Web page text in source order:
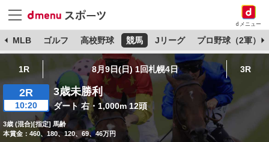
dメニュー
MLB ゴルフ 高校野球 競馬 Jリーグ プロ野球（2軍）
1R 8月9日(日) 1回札幌4日 3R
2R
10:20
3歳未勝利
ダート 右・1,000m 12頭
3歳 (混合)[指定] 馬齢
本賞金：460、180、120、69、46万円